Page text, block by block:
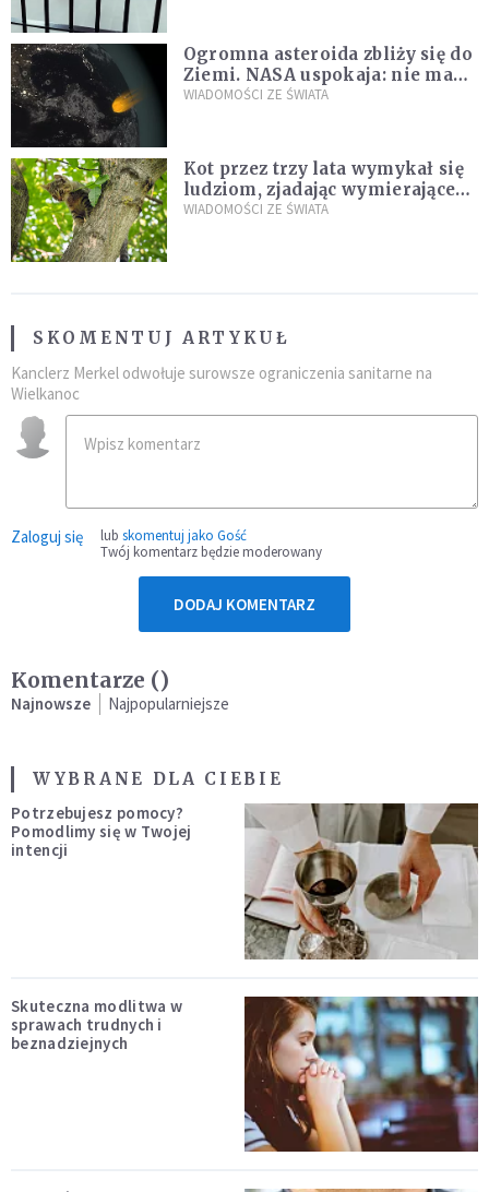
Ogromna asteroida zbliży się do
Ziemi. NASA uspokaja: nie ma
zagrożenia
WIADOMOŚCI ZE ŚWIATA
Kot przez trzy lata wymykał się
ludziom, zjadając wymierające
kaczki. W końcu popełnił
WIADOMOŚCI ZE ŚWIATA
SKOMENTUJ ARTYKUŁ
Kanclerz Merkel odwołuje surowsze ograniczenia sanitarne na
Wielkanoc
Zaloguj się lub skomentuj jako Gość
Twój komentarz będzie moderowany
DODAJ KOMENTARZ
Komentarze ()
Najnowsze Najpopularniejsze
WYBRANE DLA CIEBIE
Potrzebujesz pomocy?
Pomodlimy się w Twojej
intencji
Skuteczna modlitwa w
sprawach trudnych i
beznadziejnych